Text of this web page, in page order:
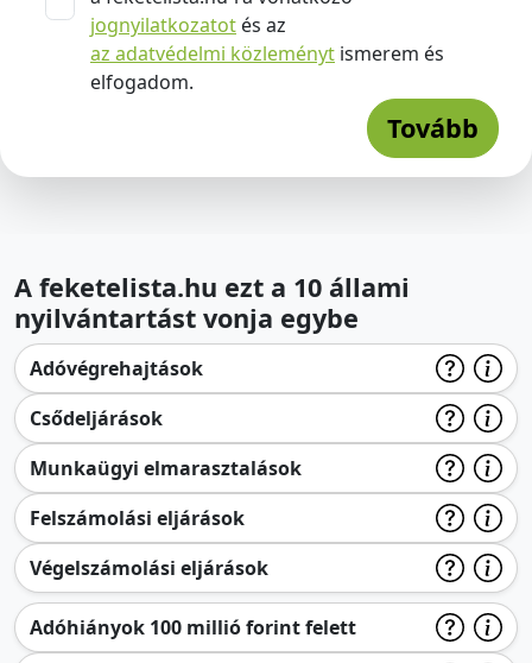
jognyilatkozatot és az
az adatvédelmi közleményt ismerem és
elfogadom.
Tovább
A feketelista.hu ezt a 10 állami
nyilvántartást vonja egybe
Adóvégrehajtások
Csődeljárások
Munkaügyi elmarasztalások
Felszámolási eljárások
Végelszámolási eljárások
Adóhiányok 100 millió forint felett